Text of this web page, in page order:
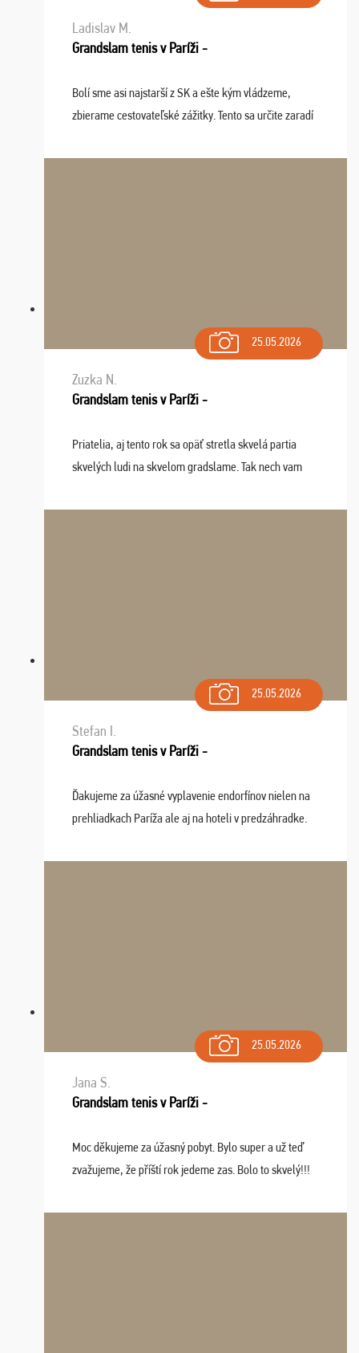
Ladislav M.
Grandslam tenis v Paríži -
Bolí sme asi najstarší z SK a ešte kým vládzeme,
zbierame cestovateľské zážitky. Tento sa určite zaradí
osudu - pohodový šefík Meďo, dobrá parti ...
25.05.2026
Zuzka N.
Grandslam tenis v Paríži -
Priatelia, aj tento rok sa opäť stretla skvelá partia
skvelých ludi na skvelom gradslame. Tak nech vam
sa na budúci rok. Prajem vam este veľa ta ...
25.05.2026
Stefan I.
Grandslam tenis v Paríži -
Ďakujeme za úžasné vyplavenie endorfínov nielen na
prehliadkach Paríža ale aj na hoteli v predzáhradke.
spomínať a zväžujeme repete budúci rok : ...
25.05.2026
Jana S.
Grandslam tenis v Paríži -
Moc děkujeme za úžasný pobyt. Bylo super a už teď
zvažujeme, že příští rok jedeme zas. Bolo to skvelý!!!